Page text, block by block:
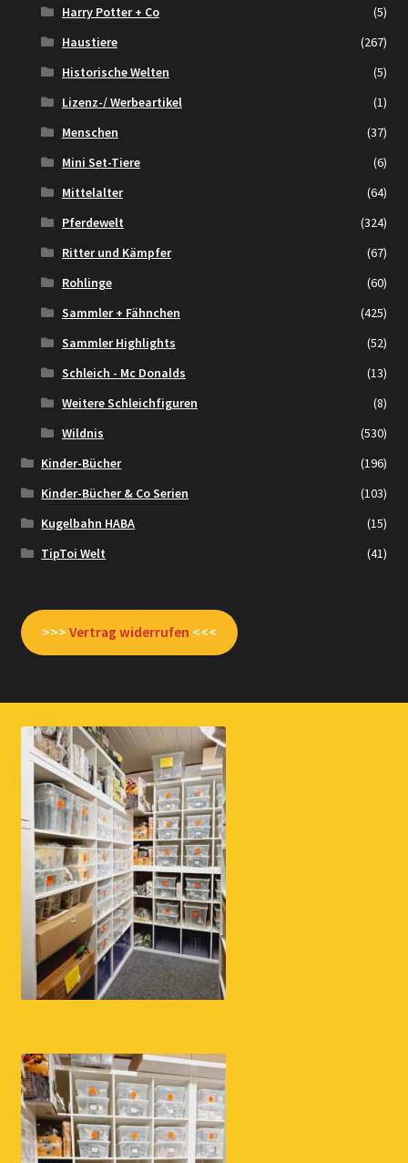
Harry Potter + Co
(5)
Haustiere
(267)
Historische Welten
(5)
Lizenz-/ Werbeartikel
(1)
Menschen
(37)
Mini Set-Tiere
(6)
Mittelalter
(64)
Pferdewelt
(324)
Ritter und Kämpfer
(67)
Rohlinge
(60)
Sammler + Fähnchen
(425)
Sammler Highlights
(52)
Schleich - Mc Donalds
(13)
Weitere Schleichfiguren
(8)
Wildnis
(530)
Kinder-Bücher
(196)
Kinder-Bücher & Co Serien
(103)
Kugelbahn HABA
(15)
TipToi Welt
(41)
>>> Vertrag widerrufen <<<